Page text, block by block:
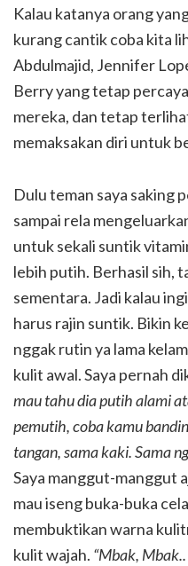
Kalau katanya orang
kurang cantik coba kita
Abdulmajid, Jennifer
Berry yang tetap
mereka, dan tetap
memaksakan diri untuk
Dulu teman saya saking
sampai rela
untuk sekali suntik
lebih putih. Berhasil sih,
sementara. Jadi kalau
harus rajin suntik. Bikin
nggak rutin ya lama
kulit awal. Saya pernah
mau tahu dia putih alami
pemutih, coba kamu
tangan, sama kaki. Sama
Saya manggut-manggut
mau iseng buka-buka
membuktikan warna
kulit wajah. “Mbak,